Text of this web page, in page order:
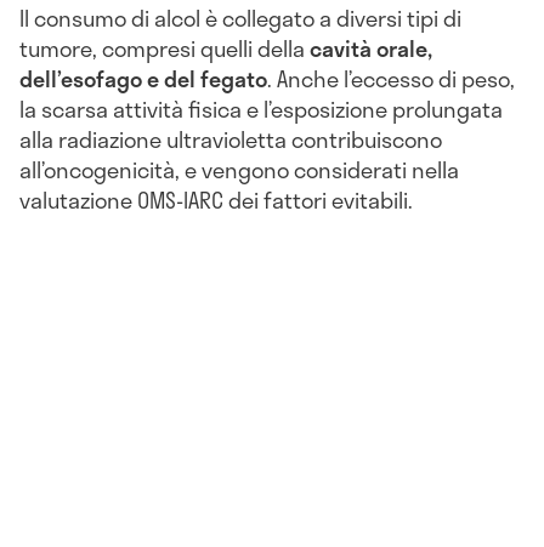
Il consumo di alcol è collegato a diversi tipi di
tumore, compresi quelli dellacavità orale,
dell’esofago e del fegato. Anche l’eccesso di peso,
la scarsa attività fisica e l’esposizione prolungata
alla radiazione ultravioletta contribuiscono
all’oncogenicità, e vengono considerati nella
valutazione OMS-IARC dei fattori evitabili.